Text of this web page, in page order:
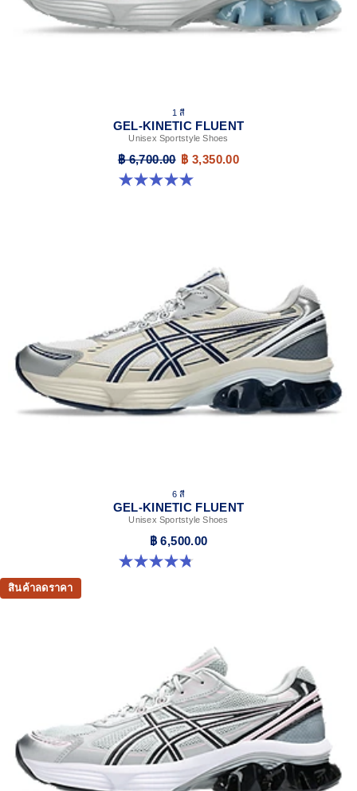
1 สี
GEL-KINETIC FLUENT
Unisex Sportstyle Shoes
฿ 6,700.00 ฿ 3,350.00
5.0 จาก 5 ดาว 4 รีวิว
6 สี
GEL-KINETIC FLUENT
Unisex Sportstyle Shoes
฿ 6,500.00
4.8 จาก 5 ดาว 104 รีวิว
สินค้าลดราคา